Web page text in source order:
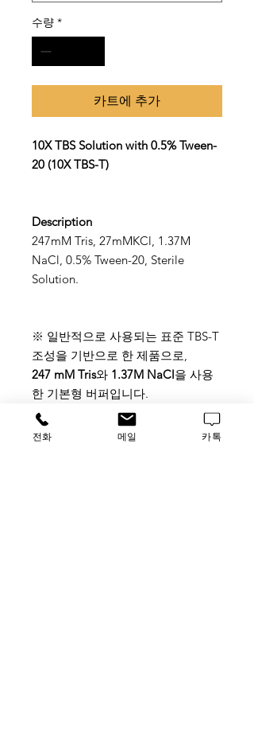
수량 *
카트에 추가
10X TBS Solution with 0.5% Tween-
20 (10X TBS-T)
Description
247mM Tris, 27mMKCl, 1.37M
NaCl, 0.5% Tween-20, Sterile
Solution.
※ 일반적으로 사용되는 표준 TBS-T
조성을 기반으로 한 제품으로,
247 mM Tris와 1.37M NaCl을 사용
한 기본형 버퍼입니다.
일반적인 washing 및 blocking 용도
로 폭넓게 사용되는 표준 TBS-T 포뮬
전화 메일 카톡